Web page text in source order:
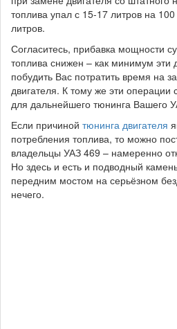
топлива упал с 15-17 литров на
литров.
Согласитесь, прибавка мощности
топлива снижен – как минимум
побудить Вас потратить время на
двигателя. К тому же эти операции
для дальнейшего тюнинга Вашего
Если причиной тюнинга двигателя
потребления топлива, то можно
владельцы УАЗ 469 – намеренно
Но здесь и есть и подводный
передним мостом на серьёзном
нечего.